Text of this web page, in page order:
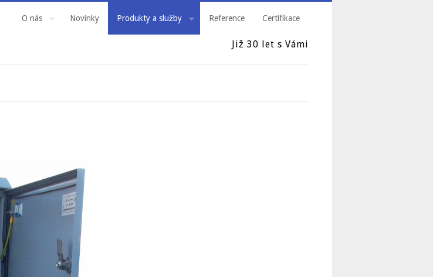
Již 30 let s Vámi
O nás Novinky Produkty a služby Reference Certifikace